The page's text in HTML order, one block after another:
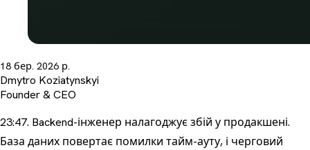
18 бер. 2026 р.
Dmytro Koziatynskyi
Founder & CEO
23:47. Backend-інженер налагоджує збій у продакшені.
База даних повертає помилки тайм-ауту, і черговий